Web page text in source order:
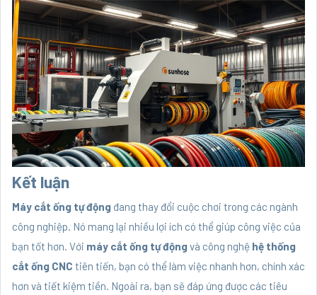
Kết luận
Máy cắt ống tự động đang thay đổi cuộc chơi trong các ngành
công nghiệp. Nó mang lại nhiều lợi ích có thể giúp công việc của
bạn tốt hơn. Với máy cắt ống tự độngvà công nghệ hệ thống
cắt ống CNC tiên tiến, bạn có thể làm việc nhanh hơn, chính xác
hơn và tiết kiệm tiền. Ngoài ra, bạn sẽ đáp ứng được các tiêu